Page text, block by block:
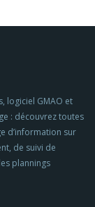
logiciel GMAO et
: découvrez toutes
d’information sur
de suivi de
plannings